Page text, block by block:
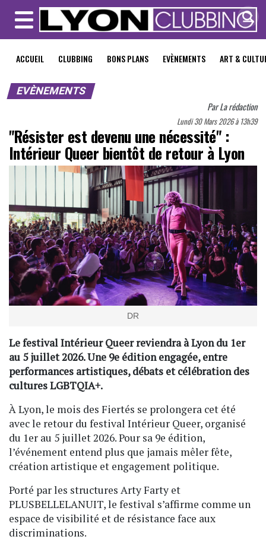
MENU
ACCUEIL CLUBBING BONS PLANS EVÈNEMENTS ART &
EVÈNEMENTS
ParLa rédaction
Lundi 30 Mars 2026 à 13h39
"Résister est devenu une nécessité" :
Intérieur Queer bientôt de retour à Lyon
DR
Le festival Intérieur Queer reviendra à Lyon du 1er
au 5 juillet 2026. Une 9e édition engagée, entre
performances artistiques, débats et célébration des
cultures LGBTQIA+.
À Lyon, le mois des Fiertés se prolongera cet été
avec le retour du festival Intérieur Queer, organisé
du 1er au 5 juillet 2026. Pour sa 9e édition,
l’événement entend plus que jamais mêler fête,
création artistique et engagement politique.
Porté par les structures Arty Farty et
PLUSBELLELANUIT, le festival s’affirme comme un
espace de visibilité et de résistance face aux
discriminations.